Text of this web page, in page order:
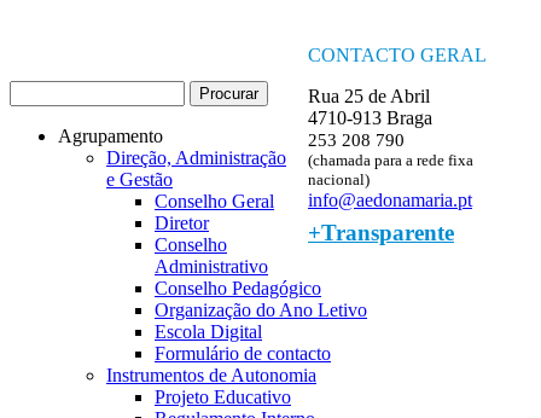
CONTACTO GERAL
Rua 25 de Abril
4710-913 Braga
253 208 790
(chamada para a rede fixa
nacional)
info@aedonamaria.pt
+Transparente
Formulário de procura
Agrupamento
Direção, Administração
e Gestão
Conselho Geral
Diretor
Conselho
Administrativo
Conselho Pedagógico
Organização do Ano Letivo
Escola Digital
Formulário de contacto
Instrumentos de Autonomia
Projeto Educativo